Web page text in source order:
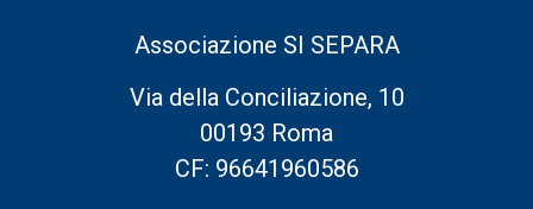
Associazione SI SEPARA
Via della Conciliazione, 10
00193 Roma
CF: 96641960586